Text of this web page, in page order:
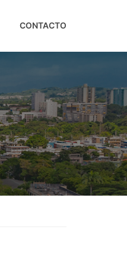
CONTACTO